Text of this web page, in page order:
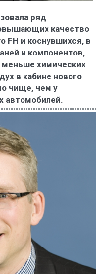
ряд
качество
FH и коснувшихся, в
и компонентов,
химических
в кабине нового
чище, чем у
автомобилей.